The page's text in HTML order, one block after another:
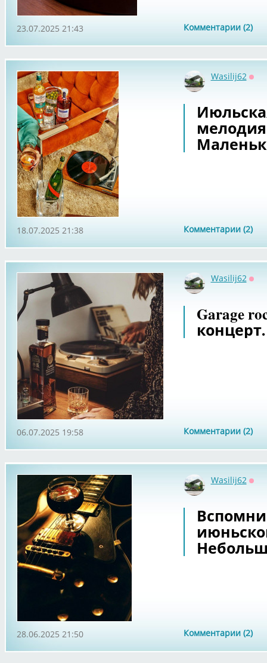
Комментарии (2)
23.07.2025 21:43
Wasilij62
Комментарии (2)
18.07.2025 21:38
Wasilij62
Garage
концерт.
Комментарии (2)
06.07.2025 19:58
Wasilij62
Комментарии (2)
28.06.2025 21:50